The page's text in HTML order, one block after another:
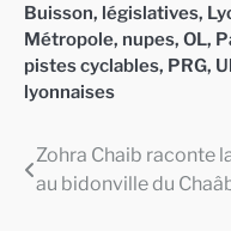
Buisson, législatives,
Métropole, nupes, OL,
pistes cyclables, PRG,
lyonnaises
Navigation
Zohra Chaib raconte
au bidonville du